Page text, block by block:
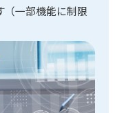
（一部機能に制限